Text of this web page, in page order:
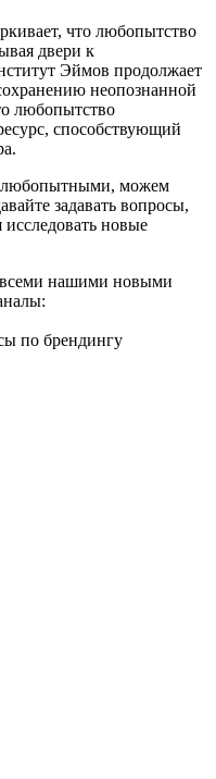
что любопытство
двери к
Эймов продолжает
неопознанной
любопытство
способствующий
любопытными, можем
задавать вопросы,
исследовать новые
всеми нашими новыми
по брендингу